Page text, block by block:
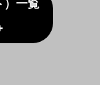
）一覧